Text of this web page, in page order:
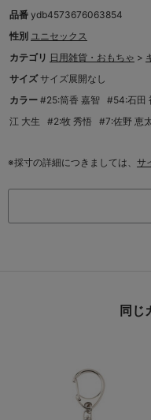
品番 ydb4573676063854
性別 ユニセックス
カテゴリ 日用雑貨・おもちゃ >
サイズ サイズ展開なし
カラー #25:筒香 嘉智 #54:石田
江 大生
#2:牧 秀悟 #7:佐野 恵
※採寸の詳細につきましては、 サ
同じ